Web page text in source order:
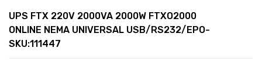
UPS FTX 220V 2000VA 2000W FTXO2000
ONLINE NEMA UNIVERSAL USB/RS232/EPO-
SKU:111447